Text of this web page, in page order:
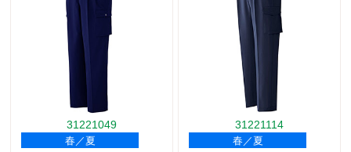
31221049
春／夏
31221114
春／夏